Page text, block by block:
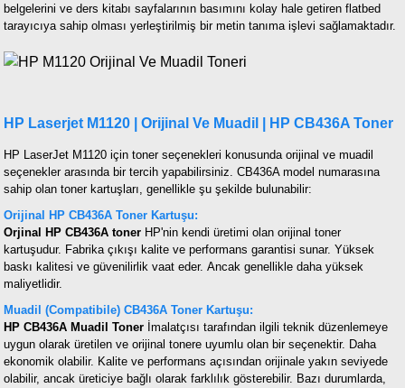
belgelerini ve ders kitabı sayfalarının basımını kolay hale getiren flatbed
tarayıcıya sahip olması yerleştirilmiş bir metin tanıma işlevi sağlamaktadır.
HP Laserjet M1120 | Orijinal Ve Muadil | HP CB436A Toner
HP LaserJet M1120 için toner seçenekleri konusunda orijinal ve muadil
seçenekler arasında bir tercih yapabilirsiniz. CB436A model numarasına
sahip olan toner kartuşları, genellikle şu şekilde bulunabilir:
Orijinal HP CB436A Toner Kartuşu:
Orjinal HP CB436A toner HP'nin kendi üretimi olan orijinal toner
kartuşudur. Fabrika çıkışı kalite ve performans garantisi sunar. Yüksek
baskı kalitesi ve güvenilirlik vaat eder. Ancak genellikle daha yüksek
maliyetlidir.
Muadil (Compatibile) CB436A Toner Kartuşu:
HP CB436A Muadil Toner İmalatçısı tarafından ilgili teknik düzenlemeye
uygun olarak üretilen ve orijinal tonere uyumlu olan bir seçenektir. Daha
ekonomik olabilir. Kalite ve performans açısından orijinale yakın seviyede
olabilir, ancak üreticiye bağlı olarak farklılık gösterebilir. Bazı durumlarda,